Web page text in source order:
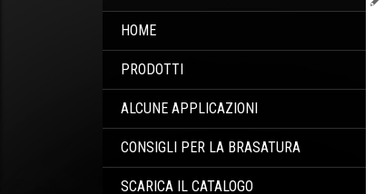
HOME
PRODOTTI
ALCUNE APPLICAZIONI
CONSIGLI PER LA BRASATURA
SCARICA IL CATALOGO